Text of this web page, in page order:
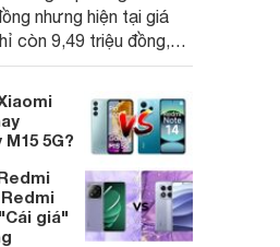
nhưng hiện tại giá
còn 9,49 triệu đồng,
đương với Redmi
chúng tôi so sánh
tốt nhất.
5G?
giá"